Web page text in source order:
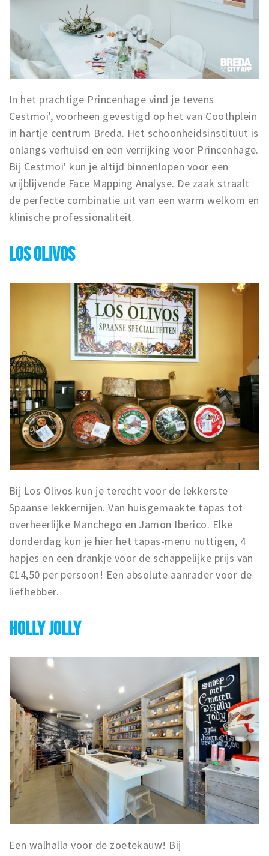
In het prachtige Princenhage vind je tevens
Cestmoi', voorheen gevestigd op het van Coothplein
in hartje centrum Breda. Het schoonheidsinstituut is
onlangs verhuisd en een verrijking voor Princenhage.
Bij Cestmoi' kun je altijd binnenlopen voor een
vrijblijvende Face Mapping Analyse. De zaak straalt
de perfecte combinatie uit van een warm welkom en
klinische professionaliteit.
LOS OLIVOS
Bij Los Olivos kun je terecht voor de lekkerste
Spaanse lekkernijen. Van huisgemaakte tapas tot
overheerlijke Manchego en Jamon Iberico. Elke
donderdag kun je hier het tapas-menu nuttigen, 4
hapjes en een drankje voor de schappelijke prijs van
€14,50 per persoon! Een absolute aanrader voor de
liefhebber.
HOLLY JOLLY
Een walhalla voor de zoetekauw! Bij